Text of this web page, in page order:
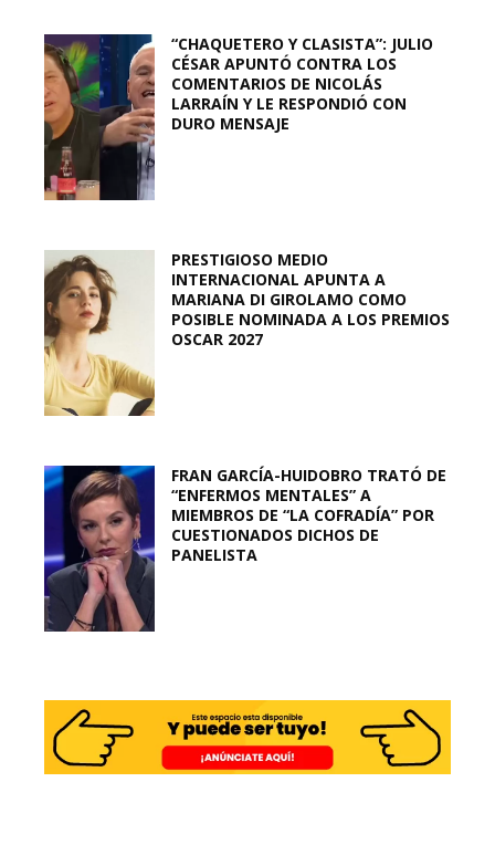
“CHAQUETERO Y CLASISTA”: JULIO
CÉSAR APUNTÓ CONTRA LOS
COMENTARIOS DE NICOLÁS
LARRAÍN Y LE RESPONDIÓ CON
DURO MENSAJE
PRESTIGIOSO MEDIO
INTERNACIONAL APUNTA A
MARIANA DI GIROLAMO COMO
POSIBLE NOMINADA A LOS PREMIOS
OSCAR 2027
FRAN GARCÍA-HUIDOBRO TRATÓ DE
“ENFERMOS MENTALES” A
MIEMBROS DE “LA COFRADÍA” POR
CUESTIONADOS DICHOS DE
PANELISTA